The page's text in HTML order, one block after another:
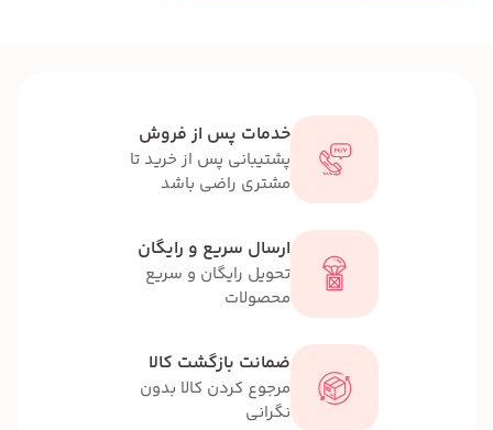
خدمات پس از فروش
پشتیبانی پس از خرید تا
مشتری راضی باشد
ارسال سریع و رایگان
تحویل رایگان و سریع
محصولات
ضمانت بازگشت کالا
مرجوع کردن کالا بدون
نگرانی